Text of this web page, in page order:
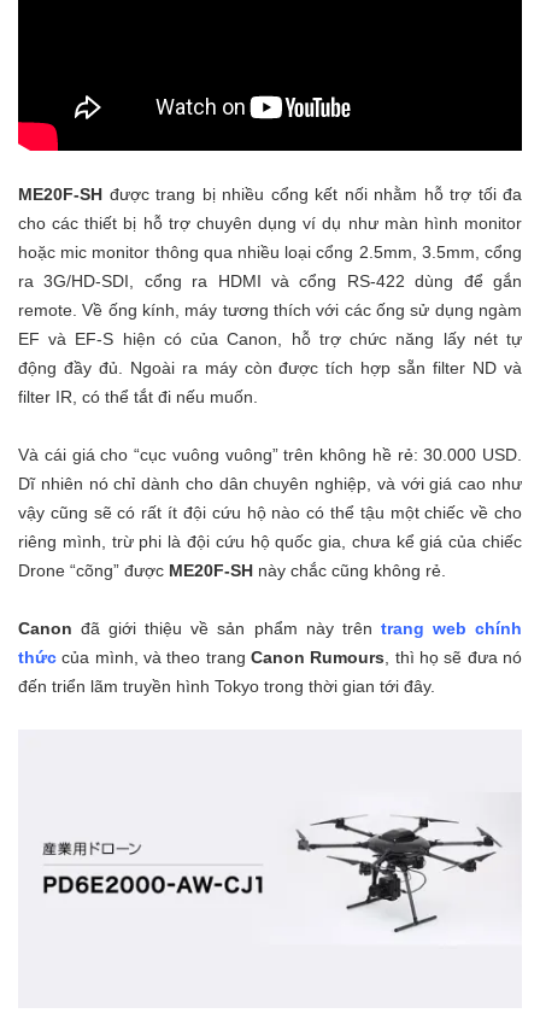
ME20F-SH được trang bị nhiều cổng kết nối nhằm hỗ trợ tối đa
cho các thiết bị hỗ trợ chuyên dụng ví dụ như màn hình monitor
hoặc mic monitor thông qua nhiều loại cổng 2.5mm, 3.5mm, cổng
ra 3G/HD-SDI, cổng ra HDMI và cổng RS-422 dùng để gắn
remote. Về ống kính, máy tương thích với các ống sử dụng ngàm
EF và EF-S hiện có của Canon, hỗ trợ chức năng lấy nét tự
động đầy đủ. Ngoài ra máy còn được tích hợp sẵn filter ND và
filter IR, có thể tắt đi nếu muốn.
Và cái giá cho “cục vuông vuông” trên không hề rẻ: 30.000 USD.
Dĩ nhiên nó chỉ dành cho dân chuyên nghiệp, và với giá cao như
vậy cũng sẽ có rất ít đội cứu hộ nào có thể tậu một chiếc về cho
riêng mình, trừ phi là đội cứu hộ quốc gia, chưa kể giá của chiếc
Drone “cõng” được ME20F-SH này chắc cũng không rẻ.
Canon đã giới thiệu về sản phẩm này trên trang web chính
thức của mình, và theo trang Canon Rumours , thì họ sẽ đưa nó
đến triển lãm truyền hình Tokyo trong thời gian tới đây.